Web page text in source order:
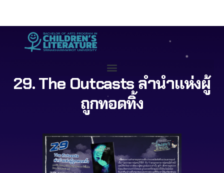
29. The Outcasts ลำนำแห่งผู้
ถูกทอดทิ้ง